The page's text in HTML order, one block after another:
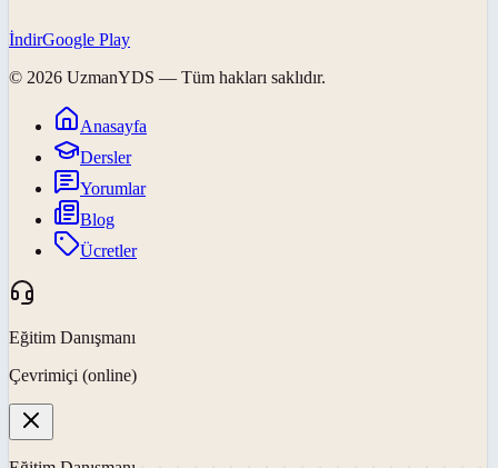
İndirGoogle Play
© 2026 UzmanYDS — Tüm hakları saklıdır.
Anasayfa
Dersler
Yorumlar
Blog
Ücretler
Eğitim Danışmanı
Çevrimiçi (online)